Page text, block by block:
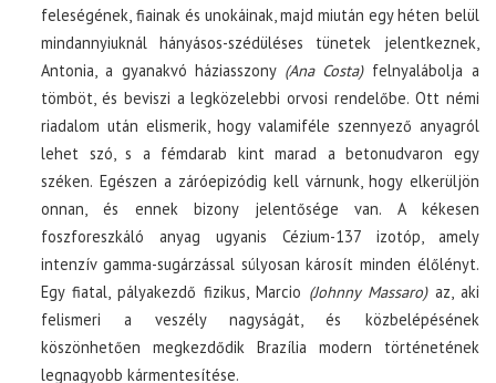
feleségének, fiainak és unokáinak, majd miután egy héten belül
mindannyiuknál hányásos-szédüléses tünetek jelentkeznek,
Antonia, a gyanakvó háziasszony (Ana Costa)felnyalábolja a
tömböt, és beviszi a legközelebbi orvosi rendelőbe. Ott némi
riadalom után elismerik, hogy valamiféle szennyező anyagról
lehet szó, s a fémdarab kint marad a betonudvaron egy
széken. Egészen a záróepizódig kell várnunk, hogy elkerüljön
onnan, és ennek bizony jelentősége van. A kékesen
foszforeszkáló anyag ugyanis Cézium-137 izotóp, amely
intenzív gamma-sugárzással súlyosan károsít minden élőlényt.
Egy fiatal, pályakezdő fizikus, Marcio (Johnny Massaro)az, aki
felismeri a veszély nagyságát, és közbelépésének
köszönhetően megkezdődik Brazília modern történetének
legnagyobb kármentesítése.